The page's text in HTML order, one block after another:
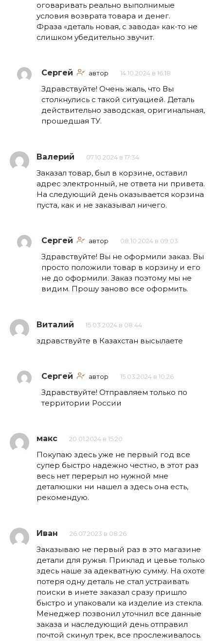
оговаривать реально выполнимые
условия возврата товара и денег.
Фраза «деталь новая, с завода» как-то не
слишком убедительно звучит.
Сергей автор 14.10.2024 в 16:18
Здравствуйте! Очень жаль, что Вы
столкнулись с такой ситуацией. Деталь
действительно заводская, оригинальная,
прошедшая ТУ.
Валерий 07.10.2024 в 17:34
Заказал товар, был в корзине, оставил
адрес электронный, не ответа ни привета.
На следующий день оказывается корзина
пуста, как и не заказывал ничего.
Сергей автор 08.10.2024 в 09:03
Здравствуйте! Вы не оформили заказ. Вы
просто положили товар в корзину и его
не до оформили. Заказ поэтому мы не
видим. Прошу заново все оформить.
Виталий 15.03.2024 в 08:44
здравствуйте в Казахстан высылаете
Сергей автор 15.03.2024 в 10:26
Здравствуйте! Отправляем только по
территории России
макс 20.01.2024 в 15:20
Покупаю здесь уже не первый год все
супер быстро надежно честно, в этот раз
весь нет перерыл но нужной мне
деталюшки ни нашел а здесь она есть,
рекомендую.
Иван 26.07.2023 в 08:26
Заказываю не первый раз в это магазине
детали для ружья. Приклад и цевье только
здесь наше за адекватную сумму. На охоте
потеря одну деталь не стал устраивать
поиски в инете заказал сразу пришло
быстро и упаковали ка изделие из стекла.
Менеджер позвонил уточнил все данные
заказа и наследующий день отправил
почтой скинул трек, все прослеживалось.